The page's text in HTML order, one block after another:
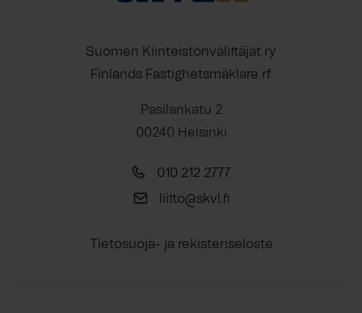
Suomen Kiinteistönvälittäjät ry
Finlands Fastighetsmäklare rf
Pasilankatu 2
00240 Helsinki
010 212 2777
liitto@skvl.fi
Tietosuoja- ja rekisteriseloste